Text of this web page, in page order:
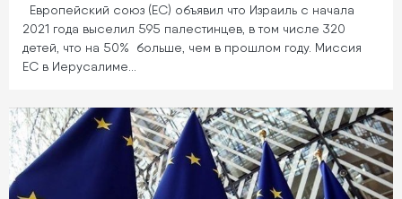
Европейский союз (ЕС) объявил что Израиль с начала
2021 года выселил 595 палестинцев, в том числе 320
детей, что на 50% больше, чем в прошлом году. Миссия
ЕС в Иерусалиме…